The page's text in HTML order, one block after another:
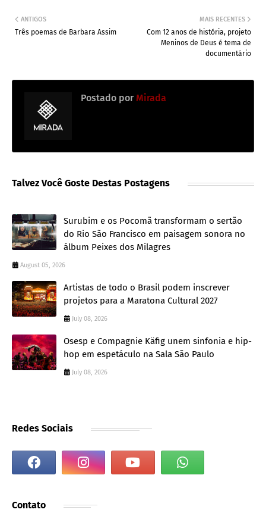
MAIS RECENTES
Com 12 anos de história, projeto
Meninos de Deus é tema de
documentário
ANTIGOS
Três poemas de Barbara Assim
Postado por Mirada
Talvez Você Goste Destas Postagens
Surubim e os Pocomã transformam o sertão
do Rio São Francisco em paisagem sonora no
álbum Peixes dos Milagres
August 05, 2026
Artistas de todo o Brasil podem inscrever
projetos para a Maratona Cultural 2027
July 08, 2026
Osesp e Compagnie Käfig unem sinfonia e hip-
hop em espetáculo na Sala São Paulo
July 08, 2026
Redes Sociais
Contato